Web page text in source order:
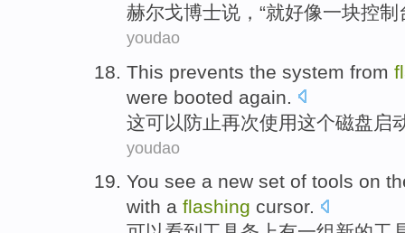
赫尔戈博士说 ，“就好像一块控制
youdao
This prevents the system from
were booted again
这可以防止再次使用这个磁盘 启
youdao
You see a new set of tools on
with a flashing cursor.